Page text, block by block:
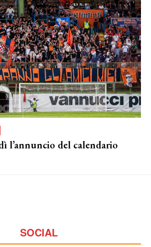
l’annuncio del calendario
SOCIAL